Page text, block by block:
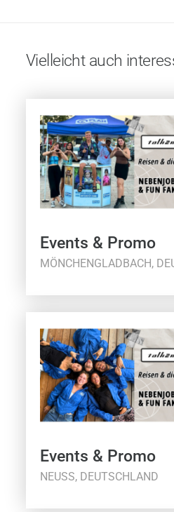
Vielleicht auch
Events & Promo
MÖNCHENGLADBACH,
Events & Promo
NEUSS, DEUTSCHLAND